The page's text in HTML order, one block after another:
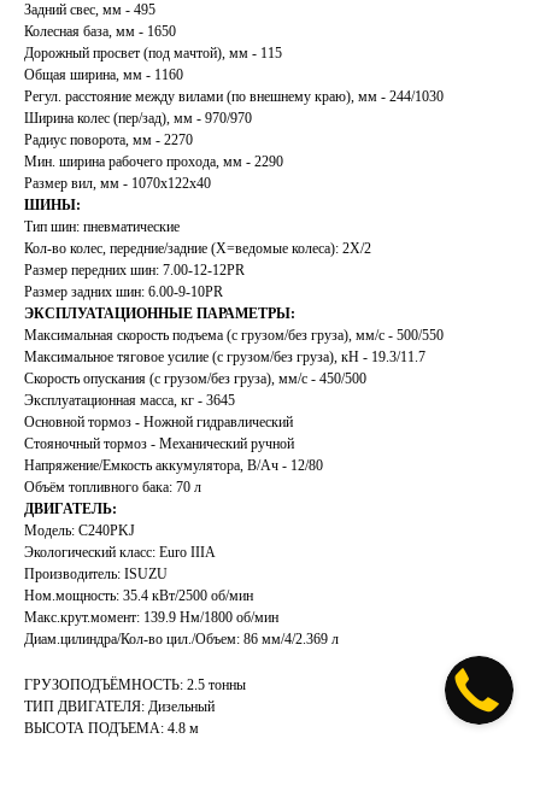
Задний свес, мм - 495
Колесная база, мм - 1650
Дорожный просвет (под мачтой), мм - 115
Общая ширина, мм - 1160
Регул. расстояние между вилами (по внешнему краю), мм - 244/1030
Ширина колес (пер/зад), мм - 970/970
Радиус поворота, мм - 2270
Мин. ширина рабочего прохода, мм - 2290
Размер вил, мм - 1070х122х40
ШИНЫ:
Тип шин: пневматические
Кол-во колес, передние/задние (X=ведомые колеса): 2Х/2
Размер передних шин: 7.00-12-12PR
Размер задних шин: 6.00-9-10PR
ЭКСПЛУАТАЦИОННЫЕ ПАРАМЕТРЫ:
Максимальная скорость подъема (с грузом/без груза), мм/с - 500/550
Максимальное тяговое усилие (с грузом/без груза), кН - 19.3/11.7
Скорость опускания (с грузом/без груза), мм/с - 450/500
Эксплуатационная масса, кг - 3645
Основной тормоз - Ножной гидравлический
Стояночный тормоз - Механический ручной
Напряжение/Емкость аккумулятора, В/Ач - 12/80
Объём топливного бака: 70 л
ДВИГАТЕЛЬ:
Модель: C240PKJ
Экологический класс: Euro IIIA
Производитель: ISUZU
Ном.мощность: 35.4 кВт/2500 об/мин
Макс.крут.момент: 139.9 Нм/1800 об/мин
Диам.цилиндра/Кол-во цил./Объем: 86 мм/4/2.369 л
ГРУЗОПОДЪЁМНОСТЬ: 2.5 тонны
ТИП ДВИГАТЕЛЯ: Дизельный
ВЫСОТА ПОДЪЕМА: 4.8 м